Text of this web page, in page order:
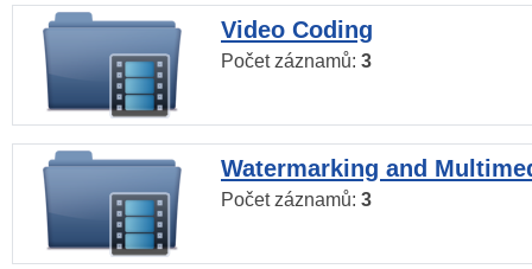
Video Coding
Počet záznamů: 3
Watermarking and
Počet záznamů: 3